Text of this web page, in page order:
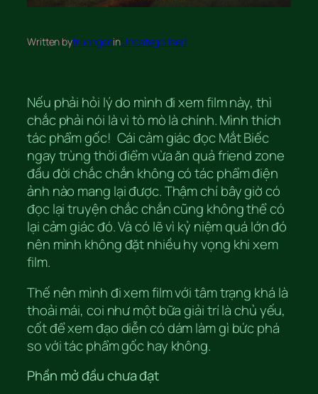
Written bytruonganinUncategorised
Nếu phải hỏi lý do mình đi xem film này, thì
chắc phải nói là vì tò mò là chính. Mình thích
tác phẩm gốc! Cái cảm giác đọc Mắt Biếc
ngay trùng thời điểm vừa ăn quả friend zone
đầu đời chắc chắn không có tác phẩm điện
ảnh nào mang lại được. Thậm chí bây giờ có
đọc lại truyện chắc chắn cũng không thể có
lại cảm giác đó. Và có lẽ vì kỷ niệm quá lớn đó
nên mình không đặt nhiều hy vọng khi xem
film.
Thế nên mình đi xem film với tâm trạng khá là
thoải mái, coi như một bữa giải trí là chủ yếu,
cốt để xem đạo diễn có dám làm gì bức phá
so với tác phẩm gốc hay không.
Phần mở đầu chưa đạt